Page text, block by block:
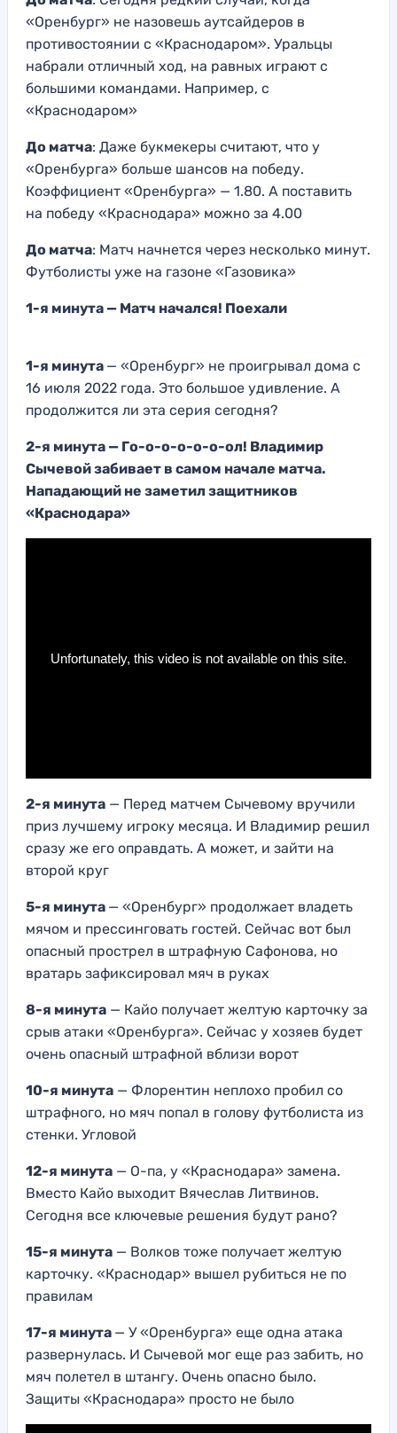
«Оренбург» не назовешь аутсайдеров в
противостоянии с «Краснодаром». Уральцы
набрали отличный ход, на равных играют с
большими командами. Например, с
«Краснодаром»
До матча: Даже букмекеры считают, что у
«Оренбурга» больше шансов на победу.
Коэффициент «Оренбурга» — 1.80. А поставить
на победу «Краснодара» можно за 4.00
До матча: Матч начнется через несколько минут.
Футболисты уже на газоне «Газовика»
1-я минута — Матч начался! Поехали
1-я минута — «Оренбург» не проигрывал дома с
16 июля 2022 года. Это большое удивление. А
продолжится ли эта серия сегодня?
2-я минута — Го-о-о-о-о-о-ол! Владимир
Сычевой забивает в самом начале матча.
Нападающий не заметил защитников
«Краснодара»
2-я минута — Перед матчем Сычевому вручили
приз лучшему игроку месяца. И Владимир решил
сразу же его оправдать. А может, и зайти на
второй круг
5-я минута — «Оренбург» продолжает владеть
мячом и прессинговать гостей. Сейчас вот был
опасный прострел в штрафную Сафонова, но
вратарь зафиксировал мяч в руках
8-я минута — Кайо получает желтую карточку за
срыв атаки «Оренбурга». Сейчас у хозяев будет
очень опасный штрафной вблизи ворот
10-я минута — Флорентин неплохо пробил со
штрафного, но мяч попал в голову футболиста из
стенки. Угловой
12-я минута — О-па, у «Краснодара» замена.
Вместо Кайо выходит Вячеслав Литвинов.
Сегодня все ключевые решения будут рано?
15-я минута — Волков тоже получает желтую
карточку. «Краснодар» вышел рубиться не по
правилам
17-я минута — У «Оренбурга» еще одна атака
развернулась. И Сычевой мог еще раз забить, но
мяч полетел в штангу. Очень опасно было.
Защиты «Краснодара» просто не было